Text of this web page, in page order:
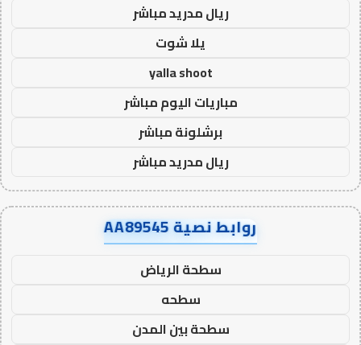
ريال مدريد مباشر
يلا شوت
yalla shoot
مباريات اليوم مباشر
برشلونة مباشر
ريال مدريد مباشر
روابط نصية AA89545
سطحة الرياض
سطحه
سطحة بين المدن